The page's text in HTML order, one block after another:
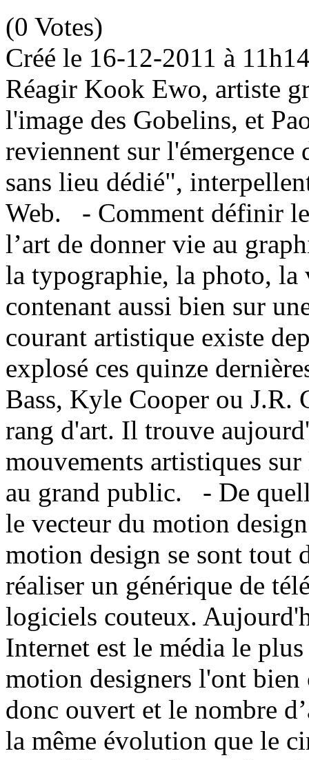
(0 Votes)
Créé le 16-12-2011 à
Réagir Kook Ewo, artiste
l'image des Gobelins, et
reviennent sur
sans lieu dédié",
Web. - Comment définir
l’art de donner vie au
la typographie, la photo, la
contenant aussi bien sur
courant artistique existe
explosé ces quinze
Bass, Kyle Cooper ou J.R.
rang d'art. Il trouve
mouvements artistiques
au grand public. - De
le vecteur du motion
motion design se sont tout
réaliser un générique de
logiciels couteux.
Internet est le média le
motion designers l'ont bien
donc ouvert et le nombre
la même évolution que le